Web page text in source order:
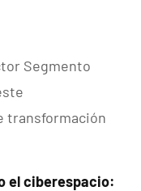
Segmento
transformación
el ciberespacio: